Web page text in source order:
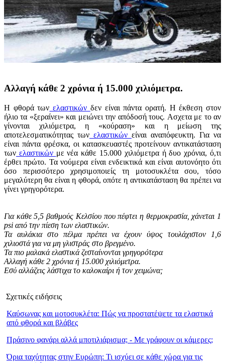
Αλλαγή κάθε 2 χρόνια ή 15.000 χιλιόμετρα.
Η φθορά των ελαστικών δεν είναι πάντα ορατή. Η έκθεση στον
ήλιο τα «ξεραίνει» και μειώνει την απόδοσή τους. Aσχετα με το αν
γίνονται χιλιόμετρα, η «κούραση» και η μείωση της
αποτελεσματικότητας των ελαστικών είναι αναπόφευκτη. Για να
είναι πάντα φρέσκα, οι κατασκευαστές προτείνουν αντικατάσταση
των ελαστικών με νέα κάθε 15.000 χιλιόμετρα ή δυο χρόνια, ό,τι
έρθει πρώτο. Τα νούμερα είναι ενδεικτικά και είναι αυτονόητο ότι
όσο περισσότερο χρησιμοποιείς τη μοτοσυκλέτα σου, τόσο
μεγαλύτερη θα είναι η φθορά, οπότε η αντικατάσταση θα πρέπει να
γίνει γρηγορότερα.
Για κάθε 5,5 βαθμούς Κελσίου που πέφτει η θερμοκρασία, χάνεται 1
psi από την πίεση των ελαστικών.
Τα αυλάκια στο πέλμα πρέπει να έχουν ύψος τουλάχιστον 1,6
χιλιοστά για να μη γλιστράς στο βρεγμένο.
Τα πιο μαλακά ελαστικά ζεσταίνονται γρηγορότερα
Αλλαγή κάθε 2 χρόνια ή 15.000 χιλιόμετρα.
Εσύ αλλάζεις λάστιχα το καλοκαίρι ή τον χειμώνα;
Σχετικές ειδήσεις
Καύσωνας και μοτοσυκλέτα: Πώς να προστατέψετε τα ελαστικά
από φθορά και βλάβες
Πράσινο φανάρι αλλά μποτιλιάρισμα; - Με γράφουν οι κάμερες;
Όρια ταχύτητας στην Ευρώπη: Τι ισχύει σε κάθε χώρα για τις